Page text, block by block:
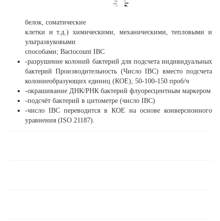
белок, соматические
клетки и т.д.) химическими, механическими, тепловыми и
ультразвуковыми
способами; Bactocount IBC
-разрушение колоний бактерий для подсчета индивидуальных
бактерий Производительность (Число IBC) вместо подсчета
колониеобразующих единиц (КОЕ); 50-100-150 проб/ч
-окрашивание ДНК/РНК бактерий флуоресцентным маркером
-подсчёт бактерий в цитометре (число IBC)
-число IBC переводится в КОЕ на основе конверсионного
уравнения (ISO 21187).